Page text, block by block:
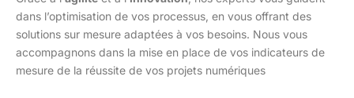
dans l’optimisation de vos processus, en vous offrant des
solutions sur mesure adaptées à vos besoins. Nous vous
accompagnons dans la mise en place de vos indicateurs de
mesure de la réussite de vos projets numériques